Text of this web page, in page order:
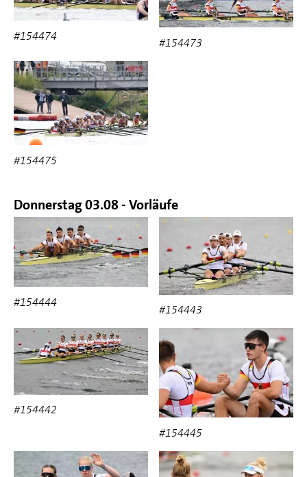
#154474 #154473
#154475
Donnerstag 03.08 - Vorläufe
#154444
#154443
#154442
#154445